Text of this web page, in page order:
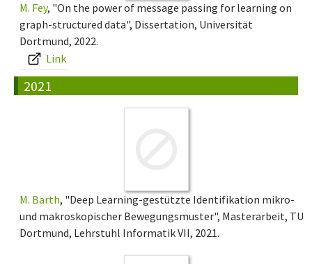
M. Fey, "On the power of message passing for learning on
graph-structured data", Dissertation, Universität
Dortmund, 2022.
Link
2021
M. Barth, "Deep Learning-gestützte Identifikation mikro-
und makroskopischer Bewegungsmuster", Masterarbeit, TU
Dortmund, Lehrstuhl Informatik VII, 2021.